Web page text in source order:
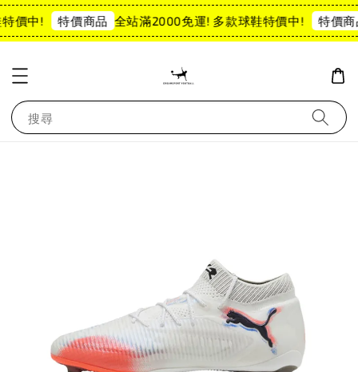
價中! 特價商品 全站滿2000免運! 多款球鞋特價中! 特價商
搜尋